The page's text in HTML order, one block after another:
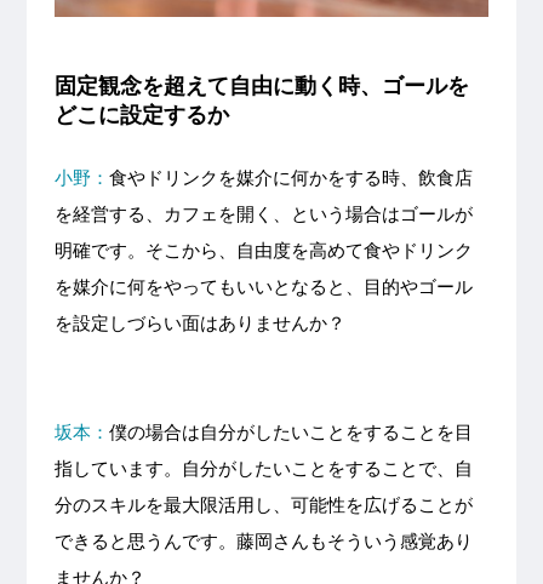
固定観念を超えて自由に動く時、ゴールを
どこに設定するか
小野： 食やドリンクを媒介に何かをする時、飲食店
を経営する、カフェを開く、という場合はゴールが
明確です。そこから、自由度を高めて食やドリンク
を媒介に何をやってもいいとなると、目的やゴール
を設定しづらい面はありませんか？
坂本： 僕の場合は自分がしたいことをすることを目
指しています。自分がしたいことをすることで、自
分のスキルを最大限活用し、可能性を広げることが
できると思うんです。藤岡さんもそういう感覚あり
ませんか？